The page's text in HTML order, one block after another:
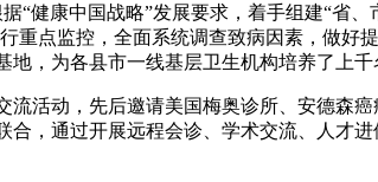
健康中国战略”发展要求，着手组建“省、
重点监控，全面系统调查致病因素，做好
，为各县市一线基层卫生机构培养了上千
活动，先后邀请美国梅奥诊所、安德森癌
，通过开展远程会诊、学术交流、人才